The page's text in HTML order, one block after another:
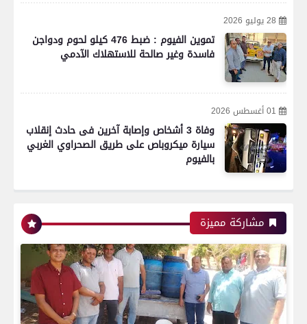
28 يوليو 2026
تموين الفيوم : ضبط 476 كيلو لحوم ودواجن
فاسدة وغير صالحة للاستهلاك الآدمي
01 أغسطس 2026
وفاة 3 أشخاص وإصابة آخرين فى حادث إنقلاب
سيارة ميكروباص على طريق الصحراوي الغربي
بالفيوم
مشاركة مميزة